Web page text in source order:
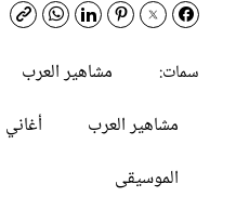
سمات:
مشاهير العرب
مشاهير العرب
أغاني
الموسيقى